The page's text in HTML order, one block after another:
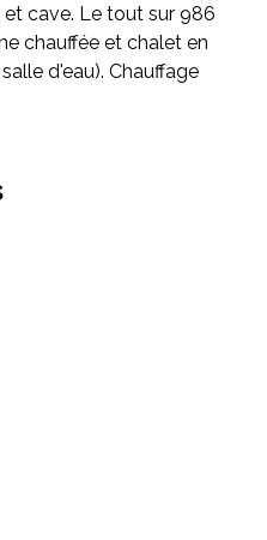
cave. Le tout sur 986
chauffée et chalet en
d'eau). Chauffage